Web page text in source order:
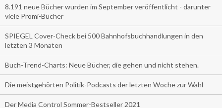
8.191 neue Bücher wurden im September veröffentlicht - darunter
viele Promi-Bücher
SPIEGEL Cover-Check bei 500 Bahnhofsbuchhandlungen in den
letzten 3 Monaten
Buch-Trend-Charts: Neue Bücher, die gehen und nicht stehen.
Die meistgehörten Politik-Podcasts der letzten Woche zur Wahl
Der Media Control Sommer-Bestseller 2021